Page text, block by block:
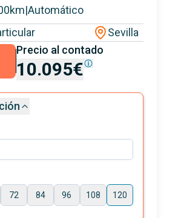
km|Automático
Sevilla
Precio al contado
10.095€
72 84 96 108 120